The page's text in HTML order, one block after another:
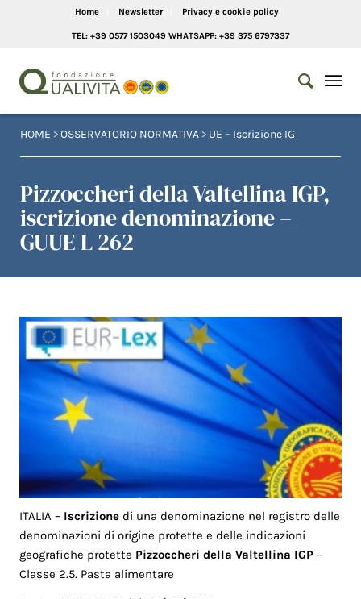
Home Newsletter Privacy e cookie policy
TEL: +39 0577 1503049 WHATSAPP: +39 375 6797337
HOME >OSSERVATORIO NORMATIVA > UE – Iscrizione IG
Pizzoccheri della Valtellina IGP,
iscrizione denominazione –
GUUE L 262
ITALIA – Iscrizione di una denominazione nel registro delle
denominazioni di origine protette e delle indicazioni
geografiche protette Pizzoccheri della Valtellina IGP –
Classe 2.5. Pasta alimentare